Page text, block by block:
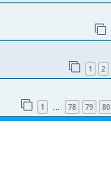
1 2
1 … 78 79 80